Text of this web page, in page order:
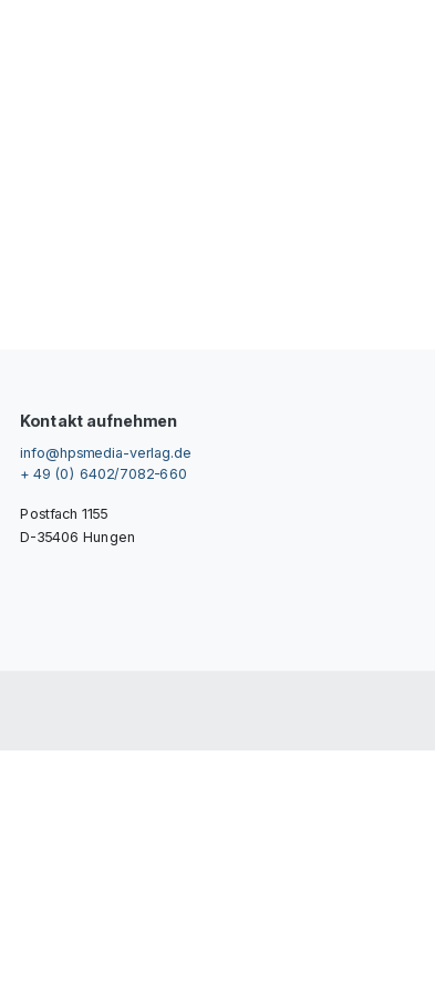
Kontakt aufnehmen
info@hpsmedia-verlag.de
+ 49 (0) 6402/7082-660
Postfach 1155
D-35406 Hungen